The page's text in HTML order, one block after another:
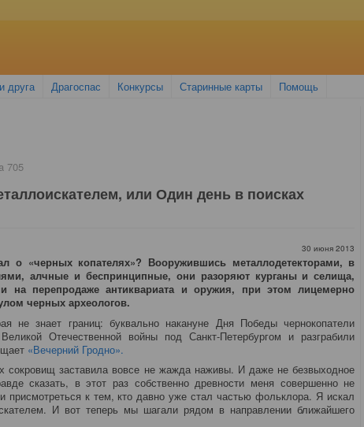
друга Драгоспас Конкурсы Старинные карты Помощь
705
или Один день в поисках
30 июня 2013
о «черных копателях»? Вооружившись металлодетекторами, в
алчные и беспринципные, они разоряют курганы и селища,
на перепродаже антиквариата и оружия, при этом лицемерно
черных археологов.
не знает границ: буквально накануне Дня Победы чернокопатели
Отечественной войны под Санкт-Петербургом и разграбили
«Вечерний Гродно».
сокровищ заставила вовсе не жажда наживы. И даже не безвыходное
сказать, в этот раз собственно древности меня совершенно не
присмотреться к тем, кто давно уже стал частью фольклора. Я искал
И вот теперь мы шагали рядом в направлении ближайшего